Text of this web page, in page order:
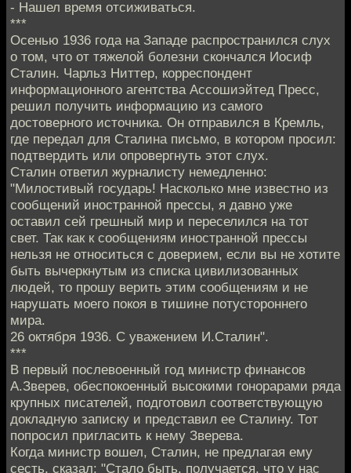
- Нашел время отсиживаться.
***
Осенью 1936 года на Западе распространился слух
о том, что от тяжелой болезни скончался Иосиф
Сталин. Чарльз Ниттер, корреспондент
информационного агентства Ассошиэйтед Пресс,
решил получить информацию из самого
достоверного источника. Он отправился в Кремль,
где передал для Сталина письмо, в котором просил:
подтвердить или опровергнуть этот слух.
Сталин ответил журналисту немедленно:
"Милостивый государь! Насколько мне известно из
сообщений иностранной прессы, я давно уже
оставил сей грешный мир и переселился на тот
свет. Так как к сообщениям иностранной прессы
нельзя не относиться с доверием, если вы не хотите
быть вычеркнутым из списка цивилизованных
людей, то прошу верить этим сообщениям и не
нарушать моего покоя в тишине потустороннего
мира.
26 октября 1936. С уважением И.Сталин".
***
В первый послевоенный год министр финансов
А.Зверев, обеспокоенный высокими гонорарами ряда
крупных писателей, подготовил соответствующую
докладную записку и представил ее Сталину. Тот
попросил пригласить к нему Зверева.
Когда министр вошел, Сталин, не предлагая ему
сесть, сказал: "Стало быть, получается, что у нас